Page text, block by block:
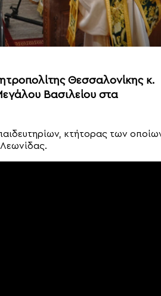
Θεσσαλονίκης κ.
Βασιλείου στα
κτήτορας των
Γεωργίας στο
στον Πατριάρχη
Ιεροσολύμων